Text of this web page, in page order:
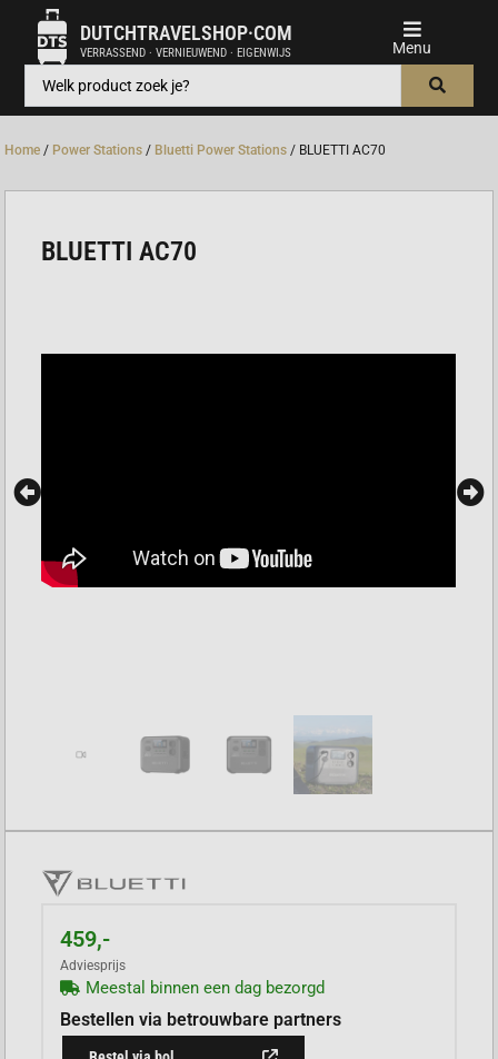
DUTCHTRAVELSHOP·COM
VERRASSEND · VERNIEUWEND · EIGENWIJS
Home / Power Stations / Bluetti Power Stations / BLUETTI AC70
BLUETTI AC70
459,-
Adviesprijs
Meestal binnen een dag bezorgd
Bestellen via betrouwbare partners